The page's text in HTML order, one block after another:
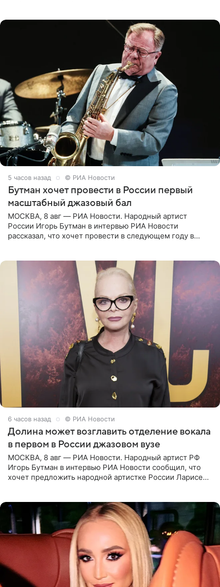
5 часов назад © РИА Новости
Бутман хочет провести в России первый
масштабный джазовый бал
МОСКВА, 8 авг — РИА Новости. Народный артист
России Игорь Бутман в интервью РИА Новости
рассказал, что хочет провести в следующем году в
6 часов назад © РИА Новости
Долина может возглавить отделение вокала
в первом в России джазовом вузе
МОСКВА, 8 авг — РИА Новости. Народный артист РФ
Игорь Бутман в интервью РИА Новости сообщил, что
хочет предложить народной артистке России Ларисе